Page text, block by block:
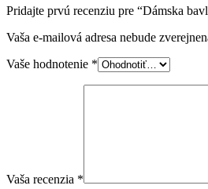
Pridajte prvú recenziu pre “Dámska
Vaša e-mailová adresa nebude
Vaše hodnotenie *
Vaša recenzia *